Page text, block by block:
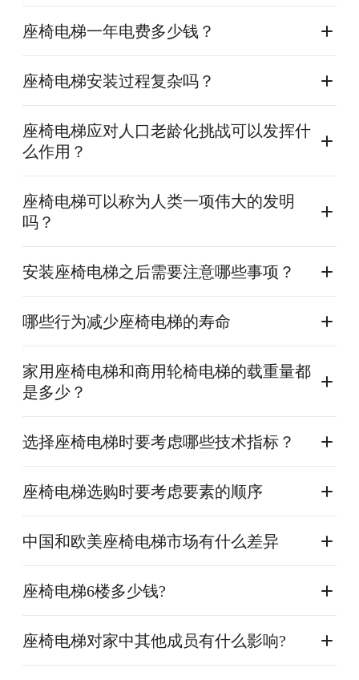
座椅电梯一年电费多少钱？
座椅电梯安装过程复杂吗？
座椅电梯应对人口老龄化挑战可以发挥什
么作用？
座椅电梯可以称为人类一项伟大的发明
吗？
安装座椅电梯之后需要注意哪些事项？
哪些行为减少座椅电梯的寿命
家用座椅电梯和商用轮椅电梯的载重量都
是多少？
选择座椅电梯时要考虑哪些技术指标？
座椅电梯选购时要考虑要素的顺序
中国和欧美座椅电梯市场有什么差异
座椅电梯6楼多少钱?
座椅电梯对家中其他成员有什么影响?